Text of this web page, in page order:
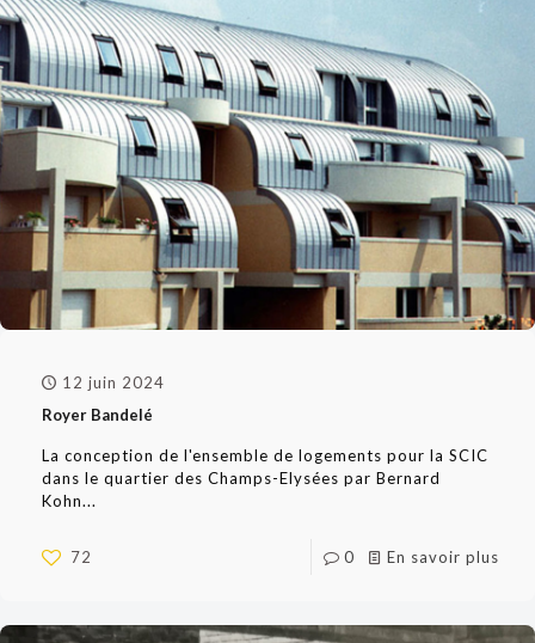
12 juin 2024
Royer Bandelé
La conception de l'ensemble de logements pour la SCIC
dans le quartier des Champs-Elysées par Bernard
Kohn...
72 0 En savoir plus